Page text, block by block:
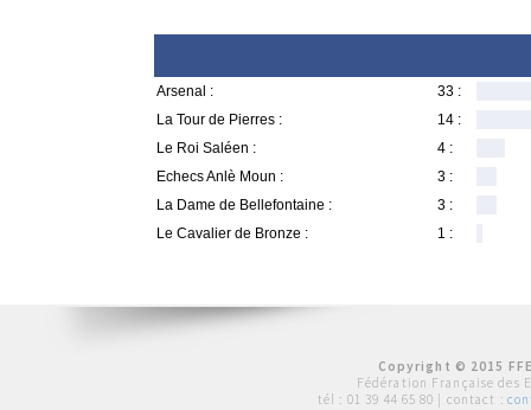
Arsenal :
33 :
La Tour de Pierres :
14 :
Le Roi Saléen :
4 :
Echecs Anlè Moun :
3 :
La Dame de Bellefontaine :
3 :
Le Cavalier de Bronze :
1 :
Copyright © 2015
Fédération Française des
tél : 01 39 44 65 80 | contact :